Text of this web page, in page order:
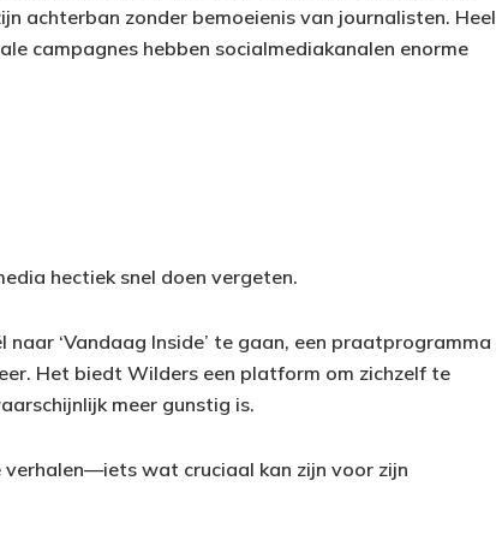
achterban zonder bemoeienis van journalisten. Heel
campagnes hebben socialmediakanalen enorme
hectiek snel doen vergeten.
‘Vandaag Inside’ te gaan, een praatprogramma
Het biedt Wilders een platform om zichzelf te
meer gunstig is.
wat cruciaal kan zijn voor zijn